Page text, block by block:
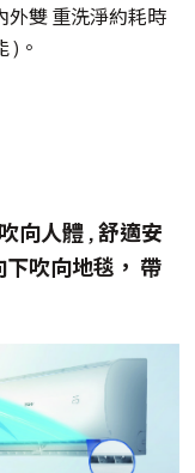
外雙 重洗淨約耗時
)。
向人體 , 舒適安
吹向地毯， 帶